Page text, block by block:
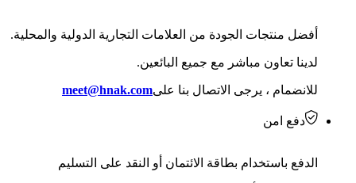
أفضل منتجات الجودة من العلامات التجارية الدولية والمحلية.
لدينا تعاون مباشر مع جميع البائعين.
للانضمام ، يرجى الاتصال بنا علىmeet@hnak.com
دفع امن
الدفع باستخدام بطاقة الائتمان أو النقد على التسليم